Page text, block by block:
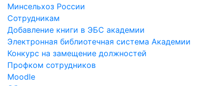
Минсельхоз России
Сотрудникам
Добавление книги в ЭБС академии
Электронная библиотечная система Академии
Конкурс на замещение должностей
Профком сотрудников
Moodle